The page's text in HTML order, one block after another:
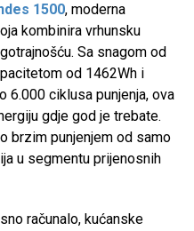
1500, moderna
kombinira vrhunsku
Sa snagom od
od 1462Wh i
6.000 ciklusa punjenja, ova
gdje god je trebate.
brzim punjenjem od samo
u segmentu prijenosnih
računalo, kućanske